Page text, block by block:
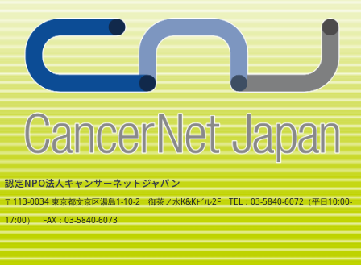
認定NPO法人キャンサーネットジャパン
〒113-0034 東京都文京区湯島1-10-2 御茶ノ水K&Kビル2F TEL：03-5840-6072（平日10:00-
17:00） FAX：03-5840-6073